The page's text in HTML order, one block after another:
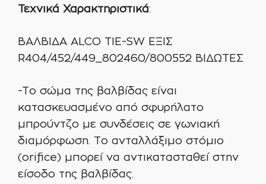
Τεχνικά Χαρακτηριστικά:
ΒΑΛΒΙΔΑ ALCO TIE-SW ΕΞΙΣ
R404/452/449_802460/800552 ΒΙΔΩΤΕΣ
-Το σώμα της βαλβίδας είναι
κατασκευασμένο από σφυρήλατο
μπρούντζο με συνδέσεις σε γωνιακή
διαμόρφωση. Το ανταλλάξιμο στόμιο
(orifice) μπορεί να αντικατασταθεί στην
είσοδο της βαλβίδας.